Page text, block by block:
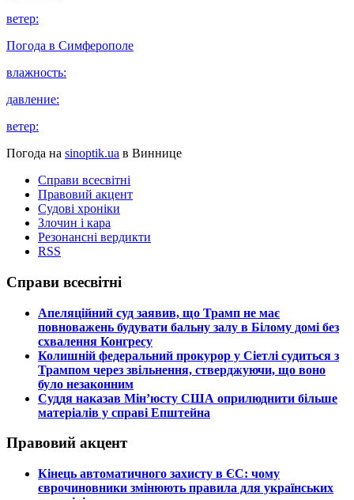
ветер:
Погода в Симферополе
влажность:
давление:
ветер:
Погода на sinoptik.ua в Виннице
Справи всесвітні
Правовий акцент
Судові хроніки
Злочин і кара
Резонансні вердикти
RSS
Справи всесвітні
​Апеляційний суд заявив, що Трамп не має
повноважень будувати бальну залу в Білому домі без
схвалення Конгресу
​Колишній федеральний прокурор у Сіетлі судиться з
Трампом через звільнення, стверджуючи, що воно
було незаконним
​Суддя наказав Мін’юсту США оприлюднити більше
матеріалів у справі Епштейна
Правовий акцент
​Кінець автоматичного захисту в ЄС: чому
єврочиновники змінюють правила для українських